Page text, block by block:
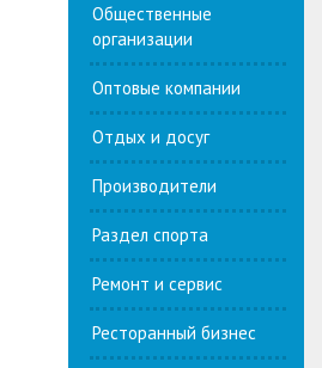
Общественные
организации
Оптовые компании
Отдых и досуг
Производители
Раздел спорта
Ремонт и сервис
Ресторанный бизнес